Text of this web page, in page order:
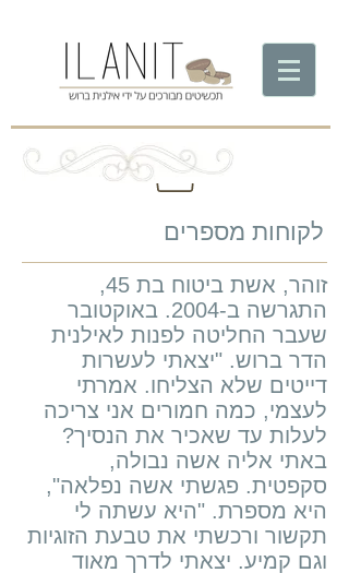
לקוחות מספרים
זוהר, אשת ביטוח בת 45,
התגרשה ב-2004. באוקטובר
שעבר החליטה לפנות לאילנית
הדר ברוש. "יצאתי לעשרות
דייטים שלא הצליחו. אמרתי
לעצמי, כמה חמורים אני צריכה
לעלות עד שאכיר את הנסיך?
באתי אליה אשה נבולה,
סקפטית. פגשתי אשה נפלאה",
היא מספרת. "היא עשתה לי
תקשור ורכשתי את טבעת הזוגיות
וגם קמיע. יצאתי לדרך מאוד